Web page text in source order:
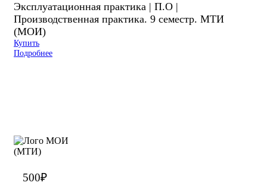
Эксплуатационная практика | П.О |
Производственная практика. 9 семестр. МТИ
(МОИ)
Купить
Подробнее
500₽